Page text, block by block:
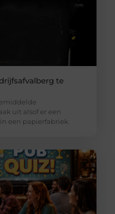
te
uit alsof er een
een papierfabriek.